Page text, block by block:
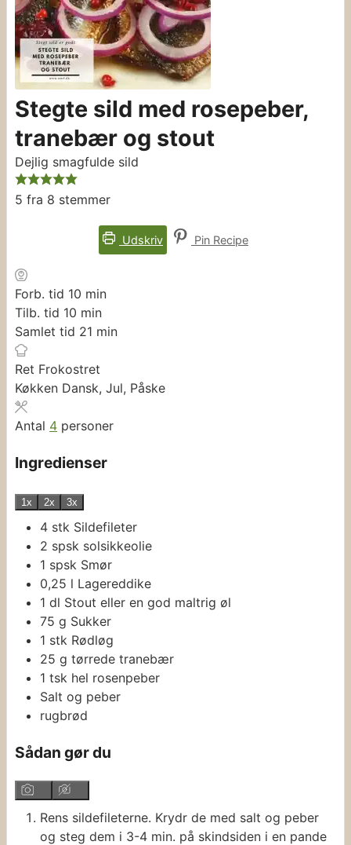
Stegte sild med rosepeber,
tranebær og stout
Dejlig smagfulde sild
5 fra 8 stemmer
Udskriv Pin Recipe
Forb. tid 10 minutter
min
Tilb. tid 10 minutter
min
Samlet tid 21 minutter
min
Ret Frokostret
Køkken Dansk, Jul, Påske
Antal 4 personer
Ingredienser
1x 2x 3x
4 stk Sildefileter
2 spsk solsikkeolie
1 spsk Smør
0,25 l Lagereddike
1 dl Stout eller en god maltrig øl
75 g Sukker
1 stk Rødløg
25 g tørrede tranebær
1 tsk hel rosenpeber
Salt og peber
rugbrød
Sådan gør du
Rens sildefileterne. Krydr de med salt og peber
og steg dem i 3-4 min. på skindsiden i en pande